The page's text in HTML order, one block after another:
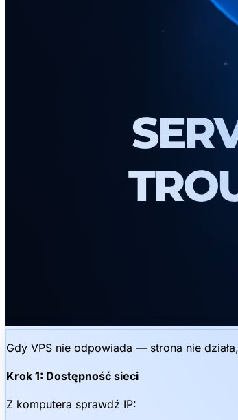
Gdy VPS nie odpowiada — strona nie
Krok 1: Dostępność sieci
Z komputera sprawdź IP: